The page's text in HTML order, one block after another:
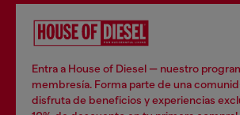
Entra a House of Diesel — nuestro
membresía. Forma parte de una
disfruta de beneficios y experiencias